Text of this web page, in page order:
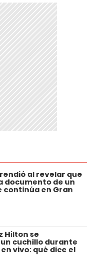
al revelar que
documento de un
en Gran
Hilton se
cuchillo durante
vivo: qué dice el